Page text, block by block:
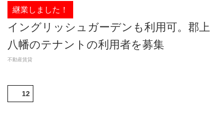
継業しました！
イングリッシュガーデンも利用可。郡上
八幡のテナントの利用者を募集
不動産賃貸
12